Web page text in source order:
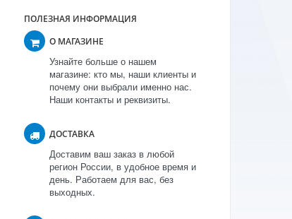
ПОЛЕЗНАЯ ИНФОРМАЦИЯ
О МАГАЗИНЕ
Узнайте больше о нашем
магазине: кто мы, наши клиенты и
почему они выбрали именно нас.
Наши контакты и реквизиты.
ДОСТАВКА
Доставим ваш заказ в любой
регион России, в удобное время и
день. Работаем для вас, без
выходных.